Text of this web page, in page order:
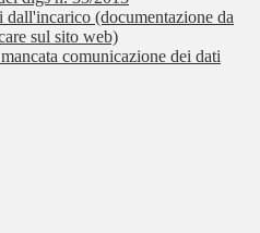
dall'incarico (documentazione da
sul sito web)
comunicazione dei dati